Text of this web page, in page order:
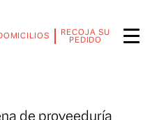
DOMICILIOS RECOJA SU
PEDIDO